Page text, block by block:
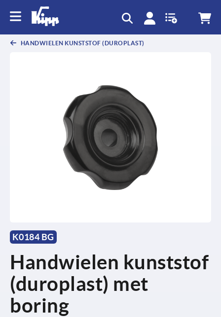
HANDWIELEN KUNSTSTOF (DUROPLAST)
K0184 BG
Handwielen kunststof
(duroplast) met
boring